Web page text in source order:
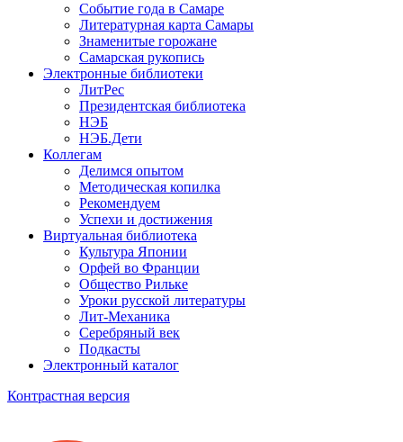
Событие года в Самаре
Литературная карта Самары
Знаменитые горожане
Самарская рукопись
Электронные библиотеки
ЛитРес
Президентская библиотека
НЭБ
НЭБ.Дети
Коллегам
Делимся опытом
Методическая копилка
Рекомендуем
Успехи и достижения
Виртуальная библиотека
Культура Японии
Орфей во Франции
Общество Рильке
Уроки русской литературы
Лит-Механика
Серебряный век
Подкасты
Электронный каталог
Контрастная версия